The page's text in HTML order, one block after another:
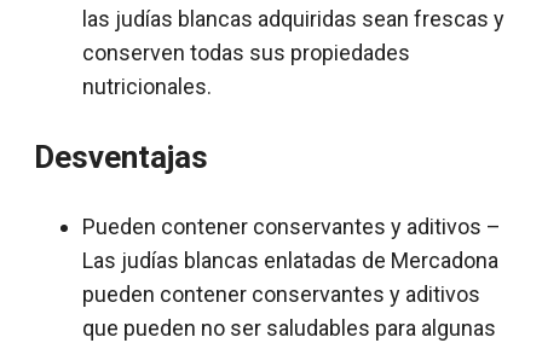
las judías blancas adquiridas sean frescas y
conserven todas sus propiedades
nutricionales.
Desventajas
Pueden contener conservantes y aditivos –
Las judías blancas enlatadas de Mercadona
pueden contener conservantes y aditivos
que pueden no ser saludables para algunas